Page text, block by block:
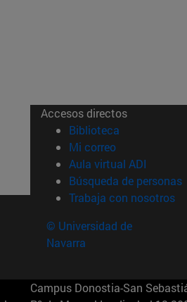
Accesos directos
Biblioteca (abre en
Mi correo(abre en
Aula virtual ADI (abre
Búsqueda de personas
Trabaja con nosotros
© Universidad de
Navarra
Campus Donostia-San